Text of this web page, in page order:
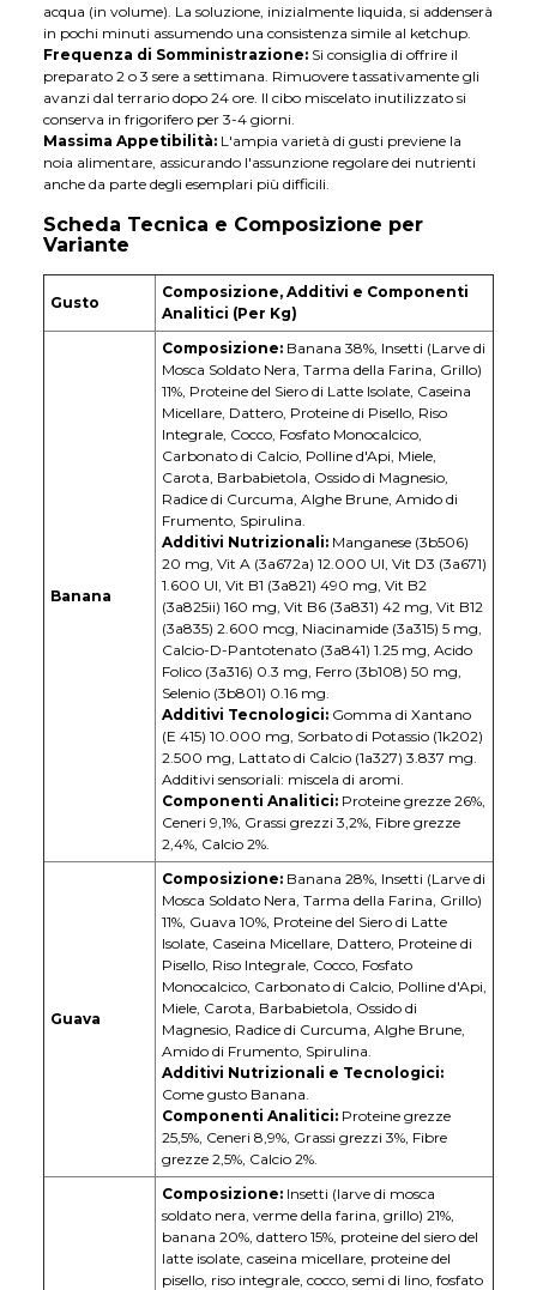
acqua (in volume). La soluzione, inizialmente liquida, si addenserà
in pochi minuti assumendo una consistenza simile al ketchup.
Frequenza di Somministrazione:Si consiglia di offrire il
preparato 2 o 3 sere a settimana. Rimuovere tassativamente gli
avanzi dal terrario dopo 24 ore. Il cibo miscelato inutilizzato si
conserva in frigorifero per 3-4 giorni.
Massima Appetibilità:L'ampia varietà di gusti previene la
noia alimentare, assicurando l'assunzione regolare dei nutrienti
anche da parte degli esemplari più difficili.
Scheda Tecnica e Composizione per
Variante
Gusto
Composizione, Additivi e Componenti
Analitici (Per Kg)
Banana
Composizione:Banana 38%, Insetti (Larve di
Mosca Soldato Nera, Tarma della Farina, Grillo)
11%, Proteine del Siero di Latte Isolate, Caseina
Micellare, Dattero, Proteine di Pisello, Riso
Integrale, Cocco, Fosfato Monocalcico,
Carbonato di Calcio, Polline d'Api, Miele,
Carota, Barbabietola, Ossido di Magnesio,
Radice di Curcuma, Alghe Brune, Amido di
Frumento, Spirulina.
Additivi Nutrizionali:Manganese (3b506)
20 mg, Vit A (3a672a) 12.000 UI, Vit D3 (3a671)
1.600 UI, Vit B1 (3a821) 490 mg, Vit B2
(3a825ii) 160 mg, Vit B6 (3a831) 42 mg, Vit B12
(3a835) 2.600 mcg, Niacinamide (3a315) 5 mg,
Calcio-D-Pantotenato (3a841) 1.25 mg, Acido
Folico (3a316) 0.3 mg, Ferro (3b108) 50 mg,
Selenio (3b801) 0.16 mg.
Additivi Tecnologici:Gomma di Xantano
(E 415) 10.000 mg, Sorbato di Potassio (1k202)
2.500 mg, Lattato di Calcio (1a327) 3.837 mg.
Additivi sensoriali: miscela di aromi.
Componenti Analitici:Proteine grezze 26%,
Ceneri 9,1%, Grassi grezzi 3,2%, Fibre grezze
2,4%, Calcio 2%.
Guava
Composizione:Banana 28%, Insetti (Larve di
Mosca Soldato Nera, Tarma della Farina, Grillo)
11%, Guava 10%, Proteine del Siero di Latte
Isolate, Caseina Micellare, Dattero, Proteine di
Pisello, Riso Integrale, Cocco, Fosfato
Monocalcico, Carbonato di Calcio, Polline d'Api,
Miele, Carota, Barbabietola, Ossido di
Magnesio, Radice di Curcuma, Alghe Brune,
Amido di Frumento, Spirulina.
Additivi Nutrizionali e Tecnologici:
Come gusto Banana.
Componenti Analitici:Proteine grezze
25,5%, Ceneri 8,9%, Grassi grezzi 3%, Fibre
grezze 2,5%, Calcio 2%.
Composizione:Insetti (larve di mosca
soldato nera, verme della farina, grillo) 21%,
banana 20%, dattero 15%, proteine del siero del
latte isolate, caseina micellare, proteine del
pisello, riso integrale, cocco, semi di lino, fosfato